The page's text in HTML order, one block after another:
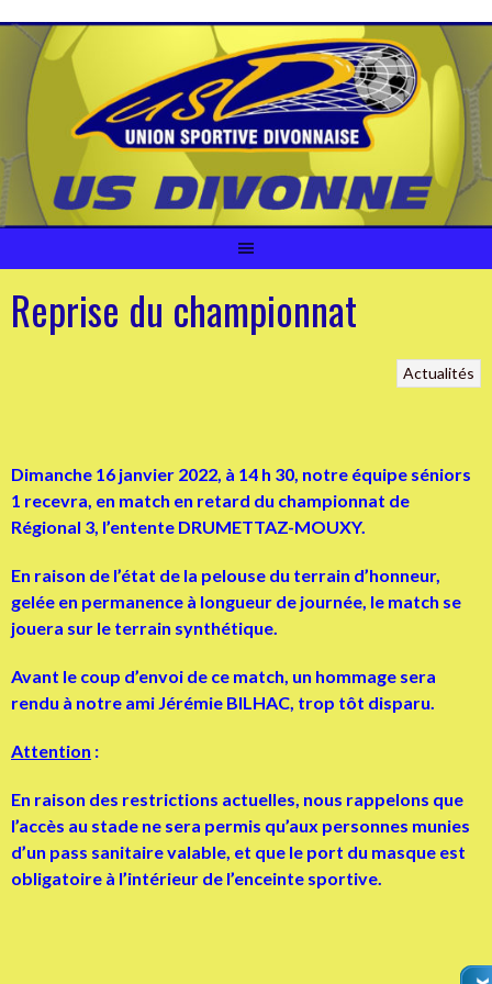
contenu
Reprise du championnat
Actualités
Dimanche 16 janvier 2022, à 14 h 30, notre équipe séniors
1 recevra, en match en retard du championnat de
Régional 3, l’entente DRUMETTAZ-MOUXY.
En raison de l’état de la pelouse du terrain d’honneur,
gelée en permanence à longueur de journée, le match se
jouera sur le terrain synthétique.
Avant le coup d’envoi de ce match, un hommage sera
rendu à notre ami Jérémie BILHAC, trop tôt disparu.
Attention :
En raison des restrictions actuelles, nous rappelons que
l’accès au stade ne sera permis qu’aux personnes munies
d’un pass sanitaire valable, et que le port du masque est
obligatoire à l’intérieur de l’enceinte sportive.